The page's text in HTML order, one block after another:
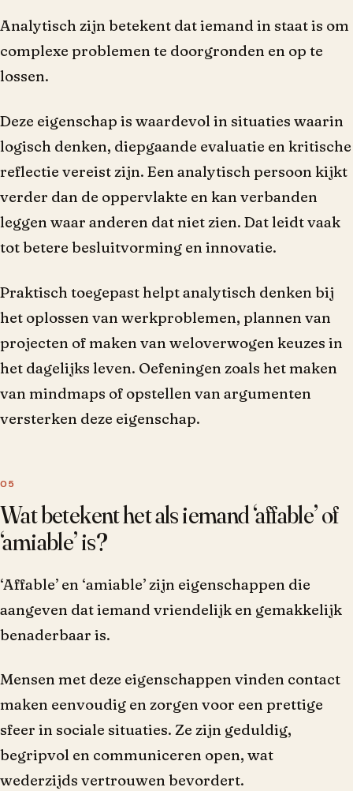
Analytisch zijn betekent dat iemand in staat is om
complexe problemen te doorgronden en op te
lossen.
Deze eigenschap is waardevol in situaties waarin
logisch denken, diepgaande evaluatie en kritische
reflectie vereist zijn. Een analytisch persoon kijkt
verder dan de oppervlakte en kan verbanden
leggen waar anderen dat niet zien. Dat leidt vaak
tot betere besluitvorming en innovatie.
Praktisch toegepast helpt analytisch denken bij
het oplossen van werkproblemen, plannen van
projecten of maken van weloverwogen keuzes in
het dagelijks leven. Oefeningen zoals het maken
van mindmaps of opstellen van argumenten
versterken deze eigenschap.
Wat betekent het als iemand ‘affable’ of
‘amiable’ is?
‘Affable’ en ‘amiable’ zijn eigenschappen die
aangeven dat iemand vriendelijk en gemakkelijk
benaderbaar is.
Mensen met deze eigenschappen vinden contact
maken eenvoudig en zorgen voor een prettige
sfeer in sociale situaties. Ze zijn geduldig,
begripvol en communiceren open, wat
wederzijds vertrouwen bevordert.